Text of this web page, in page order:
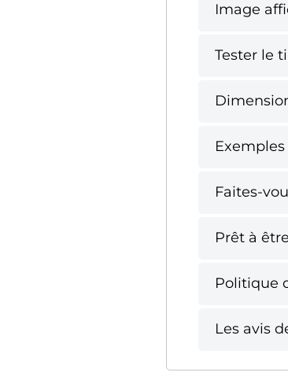
Image
Tester le
Faites-
Prêt à
Politique
Les avis